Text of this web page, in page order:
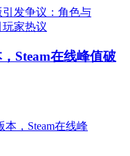
Steam在线峰值破